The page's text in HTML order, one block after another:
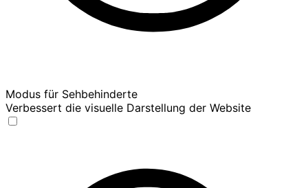
Modus für Sehbehinderte
Verbessert die visuelle Darstellung der Website